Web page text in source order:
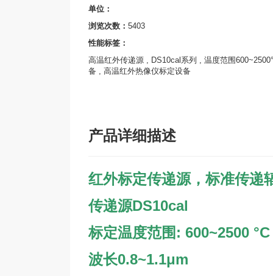
单位：
浏览次数： 5403
性能标签：
高温红外传递源 , DS10cal系列 , 温度范围
备 , 高温红外热像仪标定设备
产品详细描述
红外标定传递源 ，标准传递
传递源DS10cal
标定温度范围: 600~2500 °C
波长0.8~1.1μm